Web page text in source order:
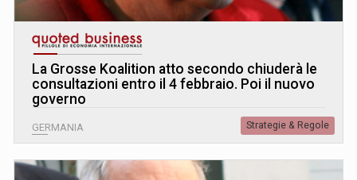
La Grosse Koalition atto secondo chiuderà le
consultazioni entro il 4 febbraio. Poi il nuovo
governo
GERMANIA Strategie & Regole